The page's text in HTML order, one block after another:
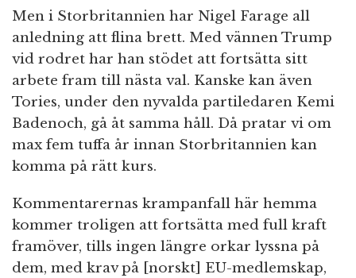
Men i Storbritannien har Nigel Farage all
anledning att flina brett. Med vännen Trump
vid rodret har han stödet att fortsätta sitt
arbete fram till nästa val. Kanske kan även
Tories, under den nyvalda partiledaren Kemi
Badenoch, gå åt samma håll. Då pratar vi om
max fem tuffa år innan Storbritannien kan
komma på rätt kurs.
Kommentarernas krampanfall här hemma
kommer troligen att fortsätta med full kraft
framöver, tills ingen längre orkar lyssna på
dem, med krav på [norskt] EU-medlemskap,